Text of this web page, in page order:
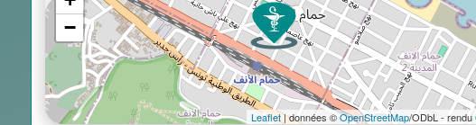
−
Leaflet| données ©OpenStreetMap/ODbL - rendu